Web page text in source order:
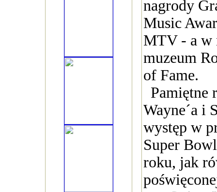
nagrody
Music
MTV - a w
muzeum
of Fame.
Pamiętne
Wayne´a i
występ w
Super
roku, jak